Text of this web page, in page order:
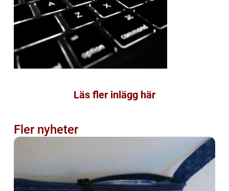
Läs fler inlägg här
Fler nyheter